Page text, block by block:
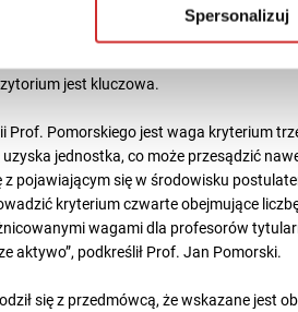
Spersonalizuj
dowody będą sprawdzane przez
przez 5 lat, o czym uczelnie
jest kluczowa.
Prof. Pomorskiego jest waga kryterium
jednostka, co może przesądzić
pojawiającym się w środowisku
kryterium czwarte obejmujące
wagami dla profesorów
aktywo”, podkreślił Prof. Jan Pomorski.
się z przedmówcą, że wskazane jest